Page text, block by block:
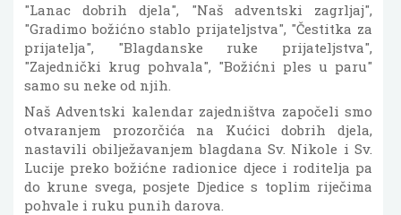
"Lanac dobrih djela", "Naš adventski zagrljaj",
"Gradimo božićno stablo prijateljstva", "Čestitka za
prijatelja", "Blagdanske ruke prijateljstva",
"Zajednički krug pohvala", "Božićni ples u paru"
samo su neke od njih.
Naš Adventski kalendar zajedništva započeli smo
otvaranjem prozorčića na Kućici dobrih djela,
nastavili obilježavanjem blagdana Sv. Nikole i Sv.
Lucije preko božićne radionice djece i roditelja pa
do krune svega, posjete Djedice s toplim riječima
pohvale i ruku punih darova.